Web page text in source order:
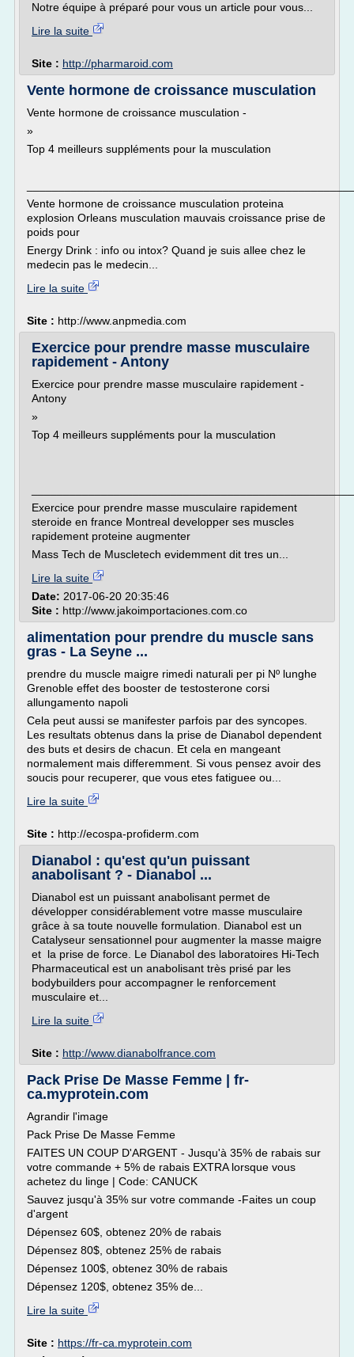
Notre équipe à préparé pour vous un article pour vous...
Lire la suite
Site : http://pharmaroid.com
Vente hormone de croissance musculation
Vente hormone de croissance musculation -
»
Top 4 meilleurs suppléments pour la musculation
Vente hormone de croissance musculation proteina
explosion Orleans musculation mauvais croissance prise de
poids pour
Energy Drink : info ou intox? Quand je suis allee chez le
medecin pas le medecin...
Lire la suite
Site : http://www.anpmedia.com
Exercice pour prendre masse musculaire
rapidement - Antony
Exercice pour prendre masse musculaire rapidement -
Antony
»
Top 4 meilleurs suppléments pour la musculation
Exercice pour prendre masse musculaire rapidement
steroide en france Montreal developper ses muscles
rapidement proteine augmenter
Mass Tech de Muscletech evidemment dit tres un...
Lire la suite
Date: 2017-06-20 20:35:46
Site : http://www.jakoimportaciones.com.co
alimentation pour prendre du muscle sans
gras - La Seyne ...
prendre du muscle maigre rimedi naturali per pi Nº lunghe
Grenoble effet des booster de testosterone corsi
allungamento napoli
Cela peut aussi se manifester parfois par des syncopes.
Les resultats obtenus dans la prise de Dianabol dependent
des buts et desirs de chacun. Et cela en mangeant
normalement mais differemment. Si vous pensez avoir des
soucis pour recuperer, que vous etes fatiguee ou...
Lire la suite
Site : http://ecospa-profiderm.com
Dianabol : qu'est qu'un puissant
anabolisant ? - Dianabol ...
Dianabol est un puissant anabolisant permet de
développer considérablement votre masse musculaire
grâce à sa toute nouvelle formulation. Dianabol est un
Catalyseur sensationnel pour augmenter la masse maigre
et la prise de force. Le Dianabol des laboratoires Hi-Tech
Pharmaceutical est un anabolisant très prisé par les
bodybuilders pour accompagner le renforcement
musculaire et...
Lire la suite
Site : http://www.dianabolfrance.com
Pack Prise De Masse Femme | fr-
ca.myprotein.com
Agrandir l'image
Pack Prise De Masse Femme
FAITES UN COUP D'ARGENT - Jusqu'à 35% de rabais sur
votre commande + 5% de rabais EXTRA lorsque vous
achetez du linge | Code: CANUCK
Sauvez jusqu'à 35% sur votre commande -Faites un coup
d'argent
Dépensez 60$, obtenez 20% de rabais
Dépensez 80$, obtenez 25% de rabais
Dépensez 100$, obtenez 30% de rabais
Dépensez 120$, obtenez 35% de...
Lire la suite
Site : https://fr-ca.myprotein.com